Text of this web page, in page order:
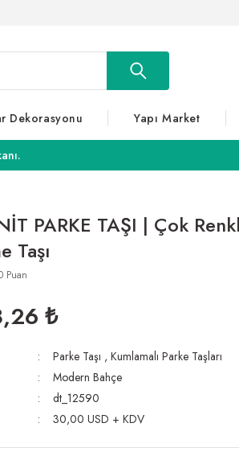
Dekorasyonu Yapı Market
PARKE TAŞI | Çok
Taşı
Puan
₺
Parke Taşı , Kumlamalı Parke Taşları
Modern Bahçe
dt_12590
30,00 USD + KDV